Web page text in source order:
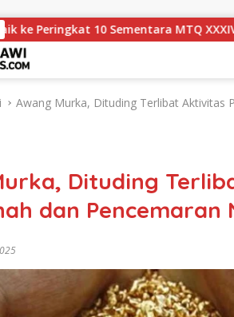
10 Sementara MTQ XXXIV Kalbar 2026,
Awang Murka, Dituding Terlibat Aktivitas
Dituding
dan Pencemaran